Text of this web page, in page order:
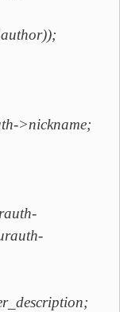
>nickname;